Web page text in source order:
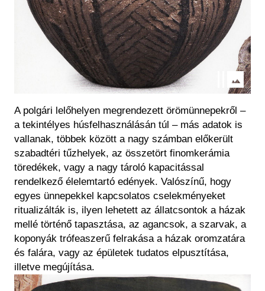
A polgári lelőhelyen megrendezett örömünnepekről –
a tekintélyes húsfelhasználásán túl – más adatok is
vallanak, többek között a nagy számban előkerült
szabadtéri tűzhelyek, az összetört finomkerámia
töredékek, vagy a nagy tároló kapacitással
rendelkező élelemtartó edények. Valószínű, hogy
egyes ünnepekkel kapcsolatos cselekményeket
ritualizálták is, ilyen lehetett az állatcsontok a házak
mellé történő tapasztása, az agancsok, a szarvak, a
koponyák trófeaszerű felrakása a házak oromzatára
és falára, vagy az épületek tudatos elpusztítása,
illetve megújítása.
Kép